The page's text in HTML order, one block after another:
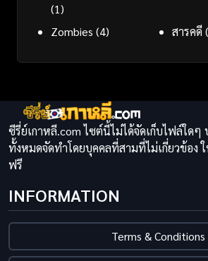
(1)
Zombies (4) สารคดี
ซีรี่ย์เกาหลี.com ไซต์นี้ไม่ได้จัดเก็บไฟล์ใดๆ
ทั้งหมดจัดทำโดยบุคคลที่สามที่ไม่เกี่ยวข้อง
ฟรี
INFORMATION
Terms & Conditions